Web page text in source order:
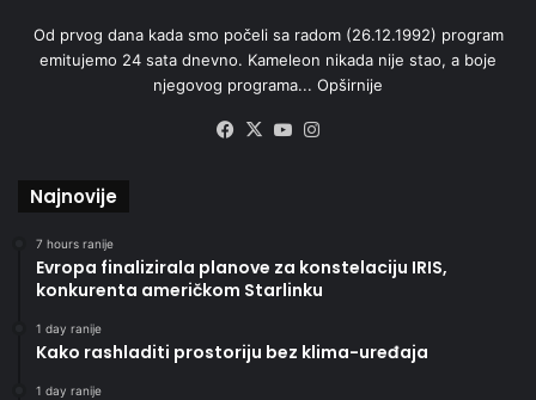
Od prvog dana kada smo počeli sa radom (26.12.1992) program
emitujemo 24 sata dnevno. Kameleon nikada nije stao, a boje
njegovog programa... Opširnije
Facebook
X YouTube
Najnovije
7 hours ranije
Evropa finalizirala planove za konstelaciju IRIS,
konkurenta američkom Starlinku
1 day ranije
Kako rashladiti prostoriju bez klima-uređaja
1 day ranije